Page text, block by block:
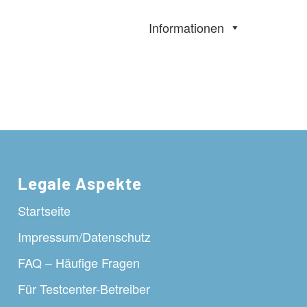
Informationen
Legale Aspekte
Startseite
Impressum/Datenschutz
FAQ – Häufige Fragen
Für Testcenter-Betreiber